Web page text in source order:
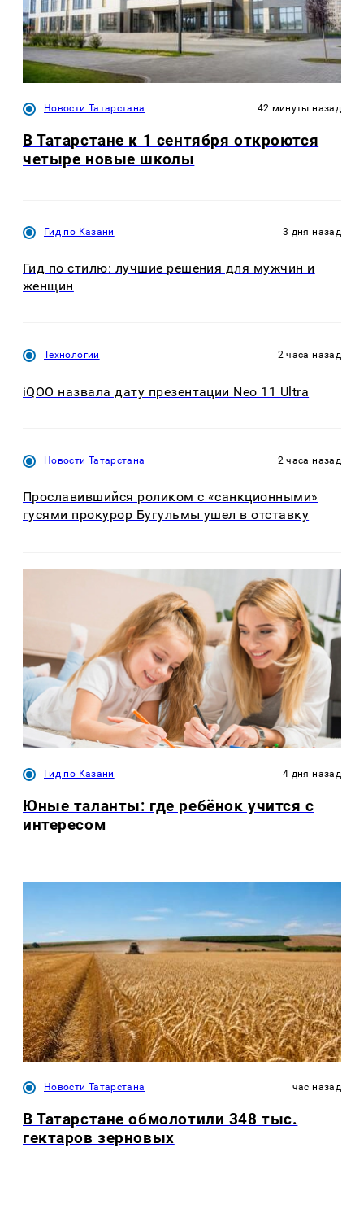
Новости Татарстана 42 минуты назад
В Татарстане к 1 сентября откроются
четыре новые школы
Гид по Казани 3 дня назад
Гид по стилю: лучшие решения для мужчин и
женщин
Технологии 2 часа назад
iQOO назвала дату презентации Neo 11 Ultra
Новости Татарстана 2 часа назад
Прославившийся роликом с «санкционными»
гусями прокурор Бугульмы ушел в отставку
Гид по Казани 4 дня назад
Юные таланты: где ребёнок учится с
интересом
Новости Татарстана час назад
В Татарстане обмолотили 348 тыс.
гектаров зерновых